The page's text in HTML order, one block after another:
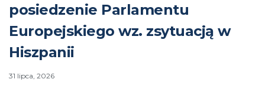
posiedzenie Parlamentu
Europejskiego wz. zsytuacją w
Hiszpanii
31 lipca, 2026